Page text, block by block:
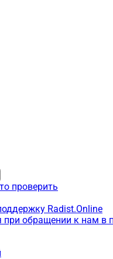
проверить
Radist.Online
обращении к нам в